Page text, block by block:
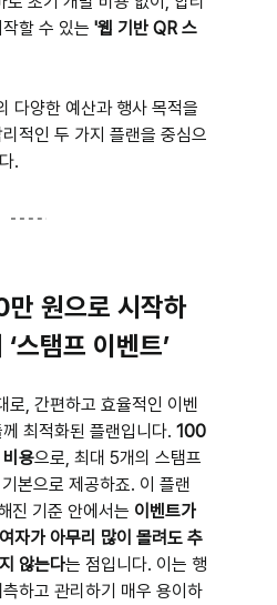
할 수 있는 '웹 기반 QR 스
다양한 예산과 행사 목적을
적인 두 가지 플랜을 중심으
.
원으로 시작하
스탬프 이벤트’
로, 간편하고 효율적인 이벤
최적화된 플랜입니다. 100
용으로, 최대 5개의 스탬프
본으로 제공하죠. 이 플랜
진 기준 안에서는 이벤트가
자가 아무리 많이 몰려도 추
않는다는 점입니다. 이는 행
하고 관리하기 매우 용이하